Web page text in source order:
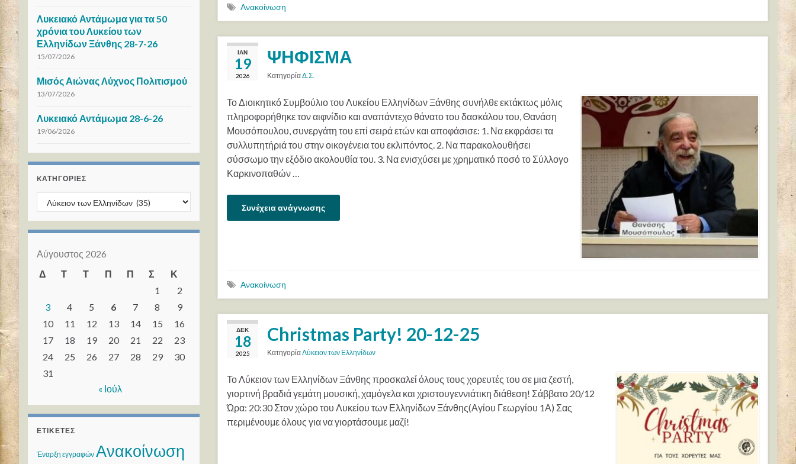
Ανακοίνωση
ΙΑΝ
19
2026
ΨΗΦΙΣΜΑ
ΚατηγορίαΔ.Σ.
Το Διοικητικό Συμβούλιο του Λυκείου Ελληνίδων Ξάνθης συνήλθε εκτάκτως μόλις
πληροφορήθηκε τον αιφνίδιο και αναπάντεχο θάνατο του δασκάλου του, Θανάση
Μουσόπουλου, συνεργάτη του επί σειρά ετών και αποφάσισε: 1. Να εκφράσει τα
συλλυπητήριά του στην οικογένεια του εκλιπόντος. 2. Να παρακολουθήσει
σύσσωμο την εξόδιο ακολουθία του. 3. Να ενισχύσει με χρηματικό ποσό το Σύλλογο
Καρκινοπαθών …
Συνέχεια ανάγνωσης
Ανακοίνωση
ΔΕΚ
18
2025
Christmas Party! 20-12-25
ΚατηγορίαΛύκειον των Ελληνίδων
Το Λύκειον των Ελληνίδων Ξάνθης προσκαλεί όλους τους χορευτές του σε μια ζεστή,
γιορτινή βραδιά γεμάτη μουσική, χαμόγελα και χριστουγεννιάτικη διάθεση! Σάββατο 20/12
Ώρα: 20:30 Στον χώρο του Λυκείου των Ελληνίδων Ξάνθης(Αγίου Γεωργίου 1Α) Σας
περιμένουμε όλους για να γιορτάσουμε μαζί!
Λυκειακό Αντάμωμα για τα 50
χρόνια του Λυκείου των
Ελληνίδων Ξάνθης 28-7-26
15/07/2026
Μισός Αιώνας Λύχνος Πολιτισμού
13/07/2026
Λυκειακό Αντάμωμα 28-6-26
19/06/2026
KΑΤΗΓΟΡΊΕΣ
Kατηγορίες
Αύγουστος 2026
Δ
Τ Τ Π Π Σ
Κ
1
2
3
4 5 6 7 8
9
10
11 12 13 14 15
16
17
18 19 20 21 22
23
24
25 26 27 28 29
30
31
« Ιούλ
ΕΤΙΚΈΤΕΣ
Έναρξη εγγραφών Ανακοίνωση